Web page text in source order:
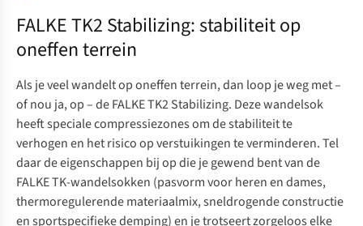
FALKE TK2 Stabilizing: stabiliteit op
oneffen terrein
Als je veel wandelt op oneffen terrein, dan loop je weg met –
of nou ja, op – deFALKE TK2 Stabilizing. Deze wandelsok
heeft speciale compressiezones om de stabiliteit te
verhogen en het risico op verstuikingen te verminderen. Tel
daar de eigenschappen bij op die je gewend bent van de
FALKE TK-wandelsokken (pasvorm voorherenendames,
thermoregulerende materiaalmix, sneldrogende constructie
en sportspecifieke demping) en je trotseert zorgeloos elke